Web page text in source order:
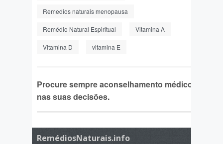
Remedios naturais menopausa
Remédio Natural Espiritual Vitamina A
Vitamina D vitamina E
Procure sempre aconselhamento médico
nas suas decisões.
RemédiosNaturais.info